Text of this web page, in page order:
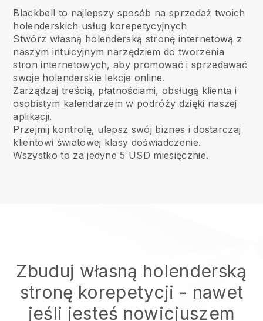
Blackbell to najlepszy sposób na sprzedaż twoich
holenderskich usług korepetycyjnych
Stwórz własną holenderską stronę internetową z
naszym intuicyjnym narzędziem do tworzenia
stron internetowych, aby promować i sprzedawać
swoje holenderskie lekcje online.
Zarządzaj treścią, płatnościami, obsługą klienta i
osobistym kalendarzem w podróży dzięki naszej
aplikacji.
Przejmij kontrolę, ulepsz swój biznes i dostarczaj
klientowi światowej klasy doświadczenie.
Wszystko to za jedyne 5 USD miesięcznie.
Zbuduj własną holenderską
stronę korepetycji - nawet
jeśli jesteś nowicjuszem